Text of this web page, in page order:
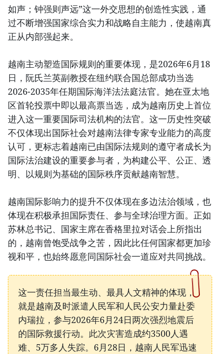
如声；钟强则声远”这一外交思想的创造性实践，通
过不断增强国家综合实力和战略自主能力，使越南真
正从内部强起来。
越南主动塑造国际规则的重要体现，是2026年6月18
日，阮氏兰英副教授在纽约联合国总部成功当选
2026-2035年任期国际海洋法法庭法官。她在亚太地
区首轮投票中即以最高票当选，成为越南历史上首位
进入这一重要国际司法机构的法官。这一历史性突破
不仅体现出国际社会对越南法律专家专业能力的高度
认可，更标志着越南已由国际法规则的遵守者成长为
国际法治建设的重要参与者，为构建公平、公正、透
明、以规则为基础的国际秩序贡献越南智慧。
越南国际影响力的提升不仅体现在多边法治领域，也
体现在积极承担国际责任、参与全球治理方面。正如
苏林总书记、国家主席在香格里拉对话会上所指出
的，越南曾饱受战争之苦，因此比任何国家都更加珍
视和平，也始终愿意同国际社会一道应对共同挑战。
这一责任担当最生动、最具人文精神的体现，
就是越南及时派遣人民军和人民公安力量赴委
内瑞拉，参与2026年6月24日两次强烈地震后
的国际救援行动。此次灾害造成约3500人遇
难、5万多人失踪。6月28日，越南人民军迅速